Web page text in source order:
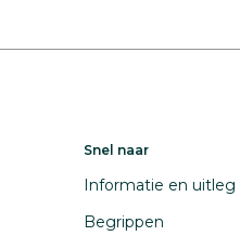
Snel naar
Informatie en uitleg
Begrippen